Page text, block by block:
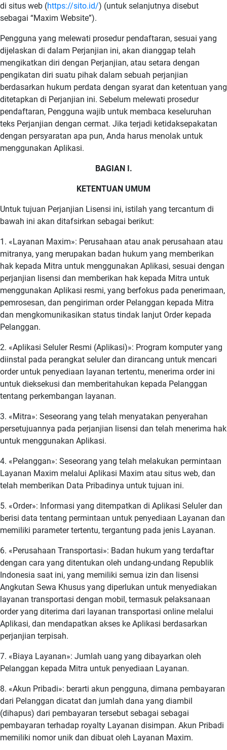
di situs web (https://sito.id/) (untuk selanjutnya disebut
sebagai “Maxim Website”).
Pengguna yang melewati prosedur pendaftaran, sesuai yang
dijelaskan di dalam Perjanjian ini, akan dianggap telah
mengikatkan diri dengan Perjanjian, atau setara dengan
pengikatan diri suatu pihak dalam sebuah perjanjian
berdasarkan hukum perdata dengan syarat dan ketentuan yang
ditetapkan di Perjanjian ini. Sebelum melewati prosedur
pendaftaran, Pengguna wajib untuk membaca keseluruhan
teks Perjanjian dengan cermat. Jika terjadi ketidaksepakatan
dengan persyaratan apa pun, Anda harus menolak untuk
menggunakan Aplikasi.
BAGIAN I.
KETENTUAN UMUM
Untuk tujuan Perjanjian Lisensi ini, istilah yang tercantum di
bawah ini akan ditafsirkan sebagai berikut:
1. «Layanan Maxim»: Perusahaan atau anak perusahaan atau
mitranya, yang merupakan badan hukum yang memberikan
hak kepada Mitra untuk menggunakan Aplikasi, sesuai dengan
perjanjian lisensi dan memberikan hak kepada Mitra untuk
menggunakan Aplikasi resmi, yang berfokus pada penerimaan,
pemrosesan, dan pengiriman order Pelanggan kepada Mitra
dan mengkomunikasikan status tindak lanjut Order kepada
Pelanggan.
2. «Aplikasi Seluler Resmi (Aplikasi)»: Program komputer yang
diinstal pada perangkat seluler dan dirancang untuk mencari
order untuk penyediaan layanan tertentu, menerima order ini
untuk dieksekusi dan memberitahukan kepada Pelanggan
tentang perkembangan layanan.
3. «Mitra»: Seseorang yang telah menyatakan penyerahan
persetujuannya pada perjanjian lisensi dan telah menerima hak
untuk menggunakan Aplikasi.
4. «Pelanggan»: Seseorang yang telah melakukan permintaan
Layanan Maxim melalui Aplikasi Maxim atau situs web, dan
telah memberikan Data Pribadinya untuk tujuan ini.
5. «Order»: Informasi yang ditempatkan di Aplikasi Seluler dan
berisi data tentang permintaan untuk penyediaan Layanan dan
memiliki parameter tertentu, tergantung pada jenis Layanan.
6. «Perusahaan Transportasi»: Badan hukum yang terdaftar
dengan cara yang ditentukan oleh undang-undang Republik
Indonesia saat ini, yang memiliki semua izin dan lisensi
Angkutan Sewa Khusus yang diperlukan untuk menyediakan
layanan transportasi dengan mobil, termasuk pelaksanaan
order yang diterima dari layanan transportasi online melalui
Aplikasi, dan mendapatkan akses ke Aplikasi berdasarkan
perjanjian terpisah.
7. «Biaya Layanan»: Jumlah uang yang dibayarkan oleh
Pelanggan kepada Mitra untuk penyediaan Layanan.
8. «Akun Pribadi»: berarti akun pengguna, dimana pembayaran
dari Pelanggan dicatat dan jumlah dana yang diambil
(dihapus) dari pembayaran tersebut sebagai sebagai
pembayaran terhadap royalty Layanan disimpan. Akun Pribadi
memiliki nomor unik dan dibuat oleh Layanan Maxim.